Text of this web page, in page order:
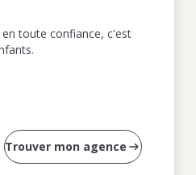
toute confiance, c'est
Trouver mon agence